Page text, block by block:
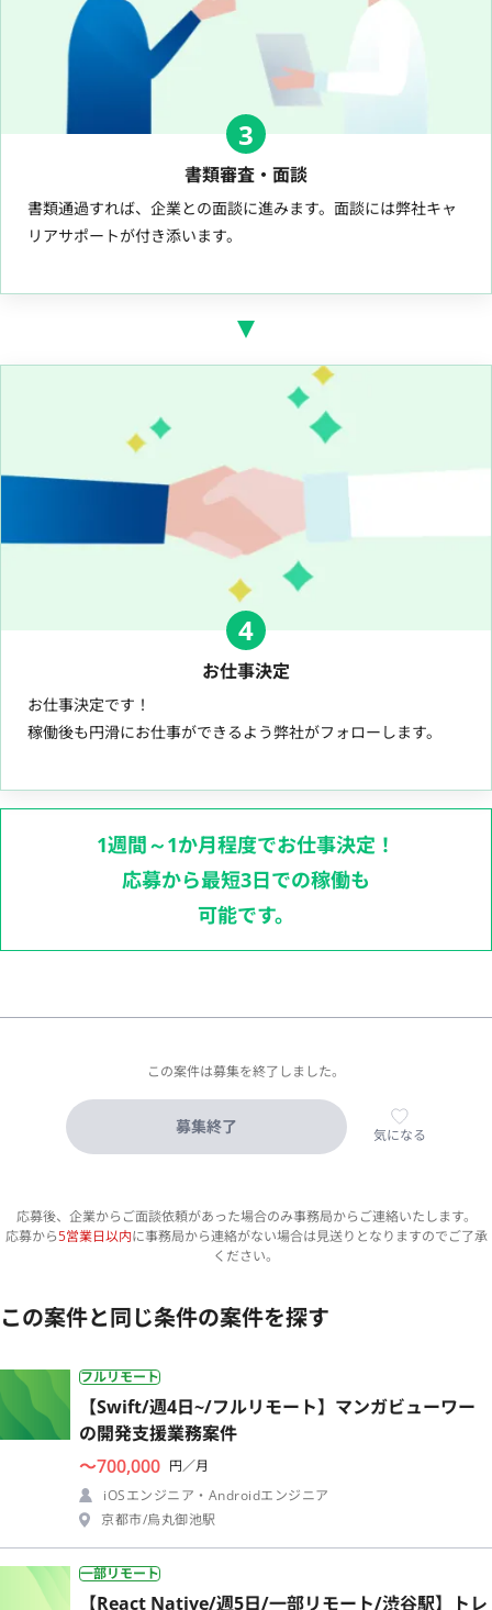
3
書類審査・面談
書類通過すれば、企業との面談に進みます。面談には弊社キャ
リアサポートが付き添います。
4
お仕事決定
お仕事決定です！
稼働後も円滑にお仕事ができるよう弊社がフォローします。
1週間～1か月程度でお仕事決定！
応募から最短3日での稼働も
可能です。
この案件は募集を終了しました。
募集終了 気になる
応募後、企業からご面談依頼があった場合のみ事務局からご連絡いたします。
応募から5営業日以内に事務局から連絡がない場合は見送りとなりますのでご了承
ください。
この案件と同じ条件の案件を探す
フルリモート
【Swift/週4日~/フルリモート】マンガビューワー
の開発支援業務案件
〜700,000 円／月
iOSエンジニア・Androidエンジニア
京都市/烏丸御池駅
一部リモート
【React Native/週5日/一部リモート/渋谷駅】トレ